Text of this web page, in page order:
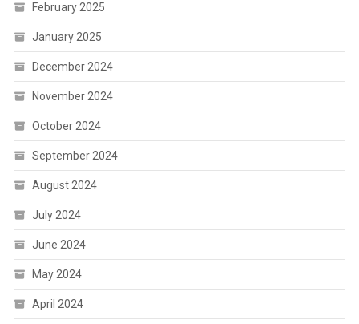
February 2025
January 2025
December 2024
November 2024
October 2024
September 2024
August 2024
July 2024
June 2024
May 2024
April 2024